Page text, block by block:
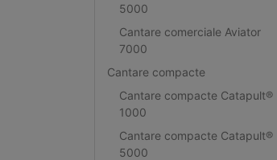
5000
Cantare comerciale Aviator
7000
Cantare compacte
Cantare compacte Catapult®
1000
Cantare compacte Catapult®
5000